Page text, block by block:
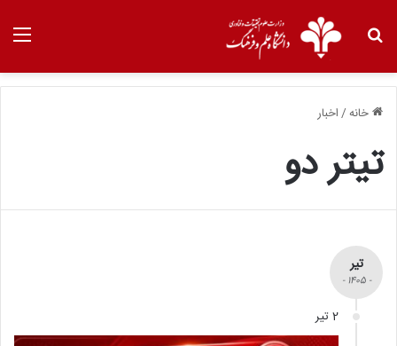
خانه/اخبار
تیتر دو
تیر
- 1405 -
2 تیر